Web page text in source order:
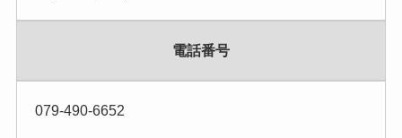
電話番号
079-490-6652